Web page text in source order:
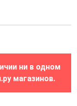
ни в одном
магазинов.